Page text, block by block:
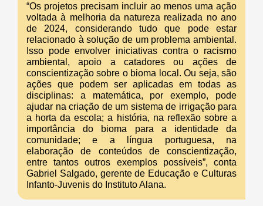
“Os projetos precisam incluir ao menos uma ação
voltada à melhoria da natureza realizada no ano
de 2024, considerando tudo que pode estar
relacionado à solução de um problema ambiental.
Isso pode envolver iniciativas contra o racismo
ambiental, apoio a catadores ou ações de
conscientização sobre o bioma local. Ou seja, são
ações que podem ser aplicadas em todas as
disciplinas: a matemática, por exemplo, pode
ajudar na criação de um sistema de irrigação para
a horta da escola; a história, na reflexão sobre a
importância do bioma para a identidade da
comunidade; e a língua portuguesa, na
elaboração de conteúdos de conscientização,
entre tantos outros exemplos possíveis”, conta
Gabriel Salgado, gerente de Educação e Culturas
Infanto-Juvenis do Instituto Alana.